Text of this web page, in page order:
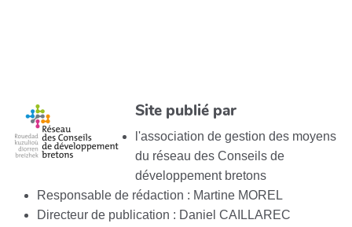
Site publié par
l'association de gestion des moyens
du réseau des Conseils de
développement bretons
Responsable de rédaction : Martine MOREL
Directeur de publication : Daniel CAILLAREC